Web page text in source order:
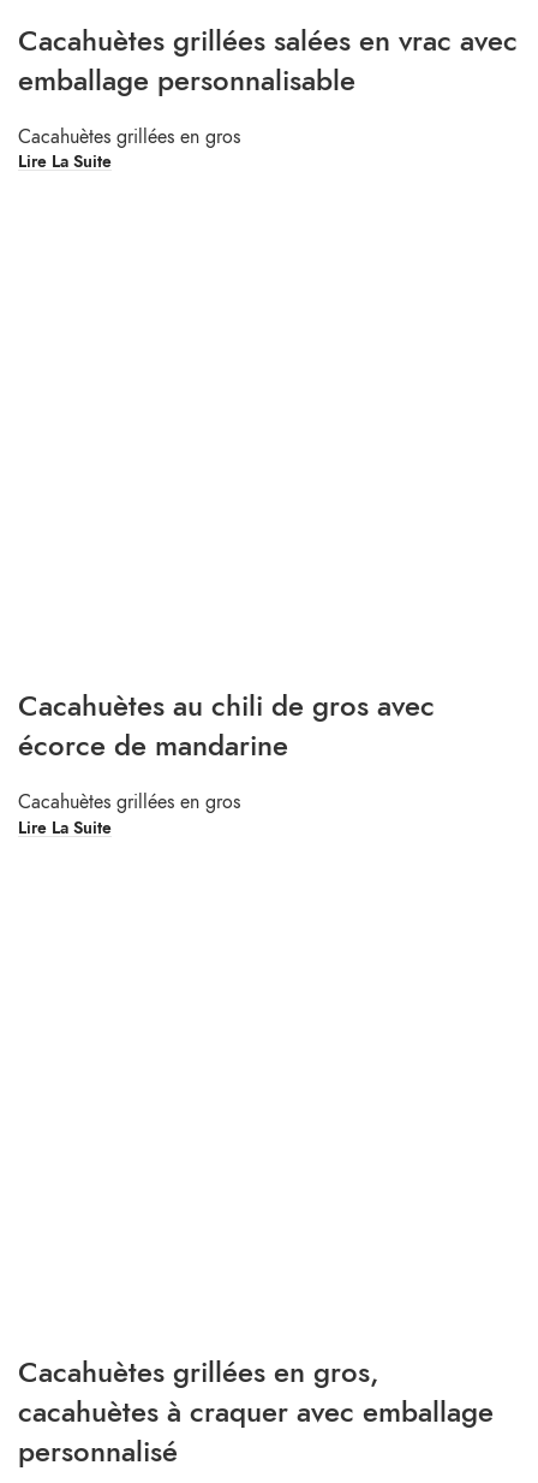
Cacahuètes grillées salées en vrac avec
emballage personnalisable
Cacahuètes grillées en gros
Lire La Suite
Cacahuètes au chili de gros avec
écorce de mandarine
Cacahuètes grillées en gros
Lire La Suite
Cacahuètes grillées en gros,
cacahuètes à craquer avec emballage
personnalisé